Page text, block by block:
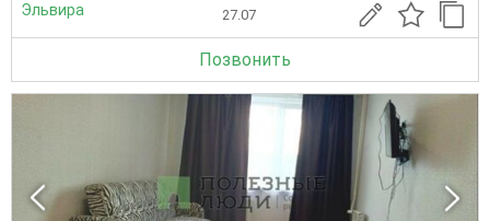
Эльвира 27.07
Позвонить